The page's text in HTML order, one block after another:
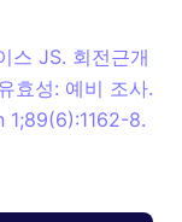
스 JS. 회전근개
효성: 예비 조사.
1;89(6):1162-8.